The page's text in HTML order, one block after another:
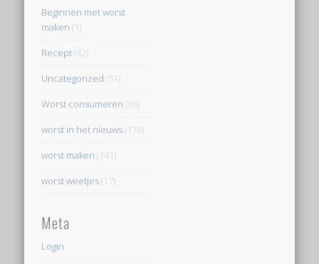
Beginnen met worst
maken (1)
Recept(42)
Uncategorized (51)
Worst consumeren (69)
worst in het nieuws(176)
worst maken (141)
worst weetjes(17)
Meta
Login